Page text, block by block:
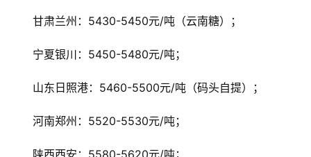
甘肃兰州：5430-5450元/吨（云南糖）；
宁夏银川：5450-5480元/吨；
山东日照港：5460-5500元/吨（码头自提）；
河南郑州：5520-5530元/吨；
陕西西安：5580-5620元/吨；